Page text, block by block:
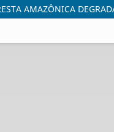
AMAZÔNICA